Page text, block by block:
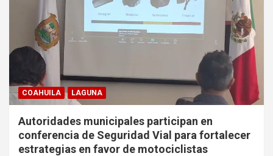
COAHUILA LAGUNA
Autoridades municipales participan en
conferencia de Seguridad Vial para fortalecer
estrategias en favor de motociclistas